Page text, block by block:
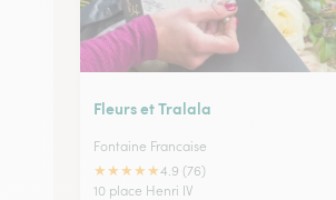
Fleurs et Tralala
Fontaine Francaise
★★★★★4.9 (76)
10 place Henri IV